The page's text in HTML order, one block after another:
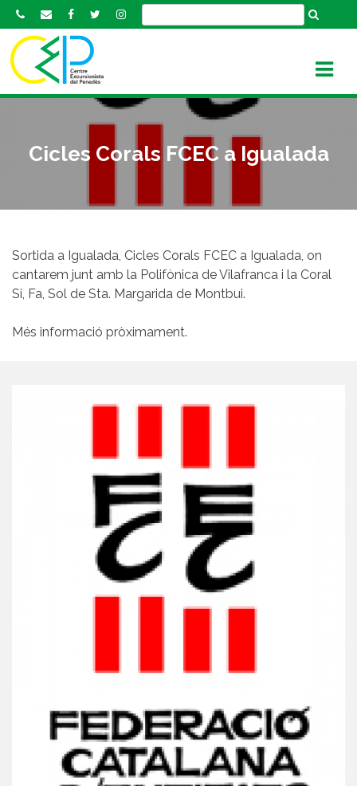
k
Cicles Corals FCEC a Igualada
Sortida a Igualada, Cicles Corals FCEC a Igualada, on
cantarem junt amb la Polifònica de Vilafranca i la Coral
Si, Fa, Sol de Sta. Margarida de Montbui.
Més informació pròximament.